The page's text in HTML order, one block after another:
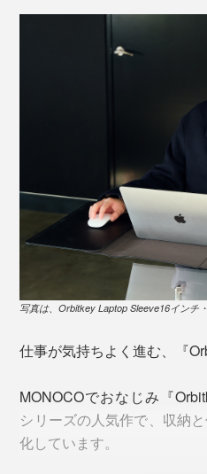
写真は、Orbitkey Laptop Sleeve16インチ
マグネットを使った3つ折り
も、畳むのも、スピーディ。
ノートパソコンの取り出し
す。
左右どちらにも開けるから
広げたフラップは、そのま
ポケットから、ノートパソ
マットに置いてください。
写真は、Orbitkey Laptop Sleeve16インチ
仕事が気持ちよく進む、『
MONOCOでおなじみ『
シリーズの人気作で、収納
化しています。